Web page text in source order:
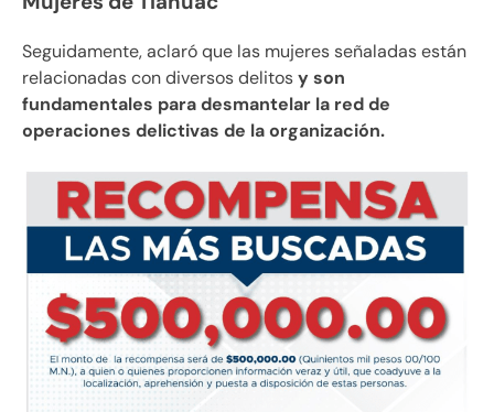
Seguidamente, aclaró que las mujeres señaladas están
relacionadas con diversos delitosy son
fundamentales para desmantelar la red de
operaciones delictivas de la organización.